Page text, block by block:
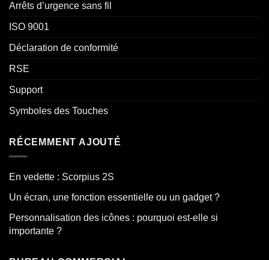
Arrêts d’urgence sans fil
ISO 9001
Déclaration de conformité
RSE
Support
Symboles des Touches
RÉCEMMENT AJOUTÉ
En vedette : Scorpius 2S
Un écran, une fonction essentielle ou un gadget ?
Personnalisation des icônes : pourquoi est-elle si
importante ?